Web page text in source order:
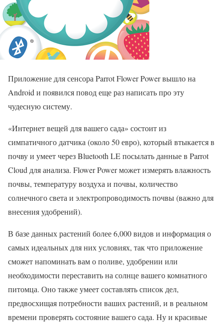
Приложение для сенсора Parrot Flower Power вышло на
Android и появился повод еще раз написать про эту
чудесную систему.
«Интернет вещей для вашего сада» состоит из
симпатичного датчика (около 50 евро), который втыкается в
почву и умеет через Bluetooth LE посылать данные в Parrot
Cloud для анализа. Flower Power может измерять влажность
почвы, температуру воздуха и почвы, количество
солнечного света и электропроводимость почвы (важно для
внесения удобрений).
В базе данных растений более 6,000 видов и информация о
самых идеальных для них условиях, так что приложение
сможет напоминать вам о поливе, удобрении или
необходимости переставить на солнце вашего комнатного
питомца. Оно также умеет составлять список дел,
предвосхищая потребности ваших растений, и в реальном
времени проверять состояние вашего сада. Ну и красивые